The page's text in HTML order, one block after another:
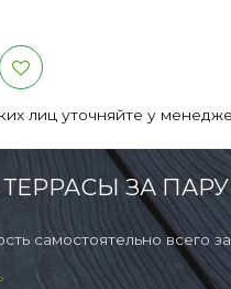
лиц уточняйте у
ЗА ПАРУ
самостоятельно всего